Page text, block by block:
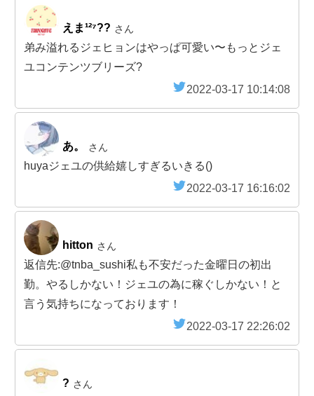
えま¹²⁷?? さん
弟み溢れるジェヒョンはやっぱ可愛い〜もっとジェ
ユコンテンツブリーズ?
2022-03-17 10:14:08
あ。 さん
huyaジェユの供給嬉しすぎるいきる()
2022-03-17 16:16:02
hitton さん
返信先:@tnba_sushi私も不安だった金曜日の初出
勤。やるしかない！ジェユの為に稼ぐしかない！と
言う気持ちになっております！
2022-03-17 22:26:02
? さん